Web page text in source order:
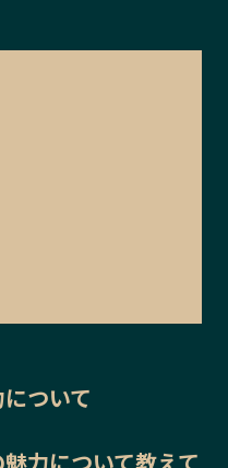
ついて
力について教えて